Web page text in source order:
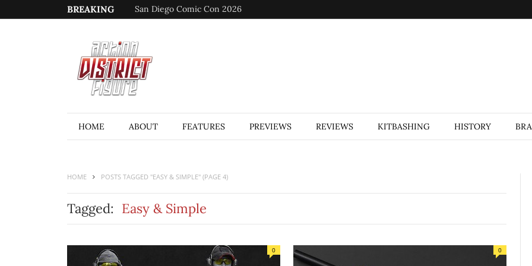
BREAKING San Diego Comic Con 2026
HOME ABOUT FEATURES PREVIEWS REVIEWS KITBASHING HISTORY
HOME POSTS TAGGED "EASY & SIMPLE" (PAGE 4)
Tagged: Easy & Simple
0 0